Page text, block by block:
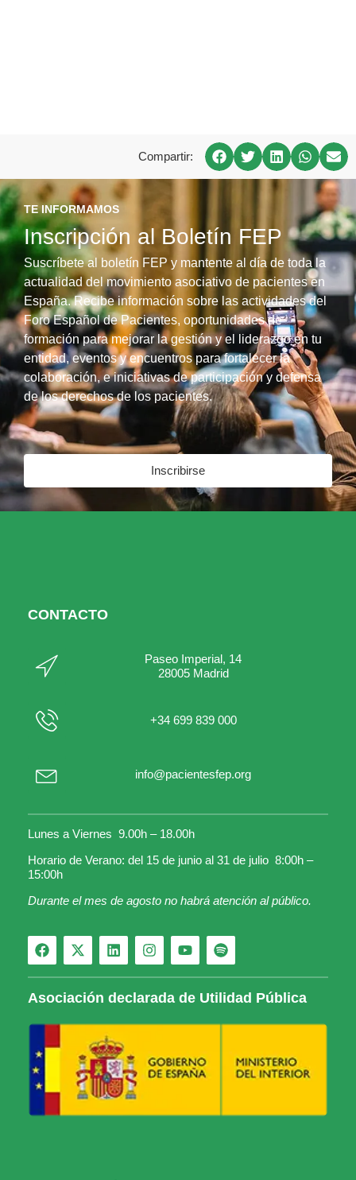
Compartir:
TE INFORMAMOS
Inscripción al Boletín FEP
Suscríbete al boletín FEP y mantente al día de toda la
actualidad del movimiento asociativo de pacientes en
España. Recibe información sobre las actividades del
Foro Español de Pacientes, oportunidades de
formación para mejorar la gestión y el liderazgo en tu
entidad, eventos y encuentros para fortalecer la
colaboración, e iniciativas de participación y defensa
de los derechos de los pacientes.
Inscribirse
CONTACTO
Paseo Imperial, 14
28005 Madrid
+34 699 839 000
info@pacientesfep.org
Lunes a Viernes 9.00h – 18.00h
Horario de Verano: del 15 de junio al 31 de julio 8:00h –
15:00h
Durante el mes de agosto no habrá atención al público.
Asociación declarada de Utilidad Pública